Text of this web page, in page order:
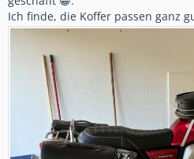
Ich finde, die Koffer passen ganz